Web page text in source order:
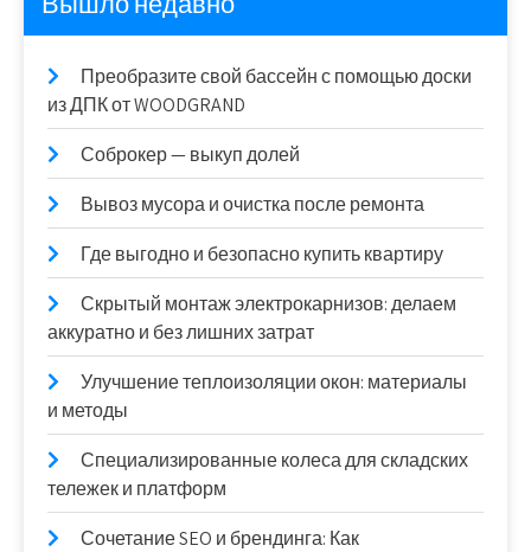
Преобразите свой бассейн с помощью доски
из ДПК от WOODGRAND
Соброкер — выкуп долей
Вывоз мусора и очистка после ремонта
Где выгодно и безопасно купить квартиру
Скрытый монтаж электрокарнизов: делаем
аккуратно и без лишних затрат
Улучшение теплоизоляции окон: материалы
и методы
Специализированные колеса для складских
тележек и платформ
Сочетание SEO и брендинга: Как